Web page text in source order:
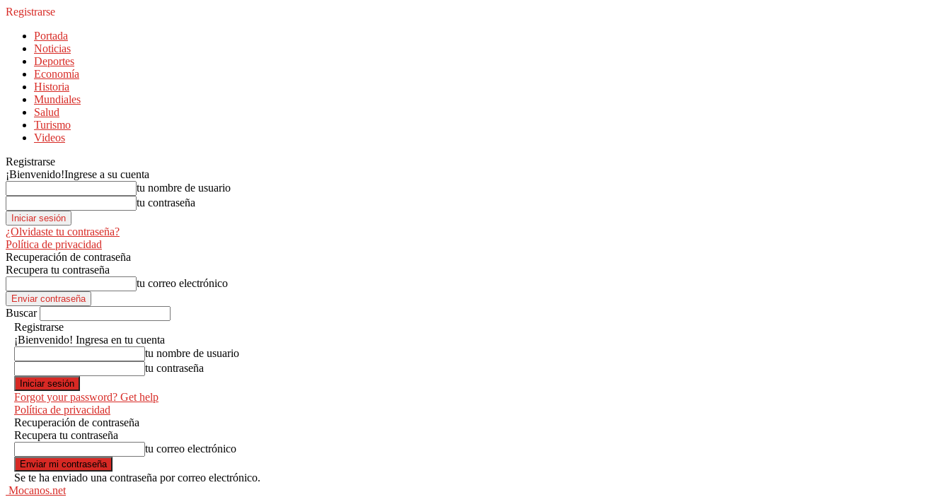
Registrarse
Portada
Noticias
Deportes
Economía
Historia
Mundiales
Salud
Turismo
Videos
Registrarse
¡Bienvenido!Ingrese a su cuenta
tu nombre de usuario
tu contraseña
¿Olvidaste tu contraseña?
Política de privacidad
Recuperación de contraseña
Recupera tu contraseña
tu correo electrónico
Buscar
Registrarse
¡Bienvenido! Ingresa en tu cuenta
tu nombre de usuario
tu contraseña
Forgot your password? Get help
Política de privacidad
Recuperación de contraseña
Recupera tu contraseña
tu correo electrónico
Se te ha enviado una contraseña por correo electrónico.
Mocanos.net